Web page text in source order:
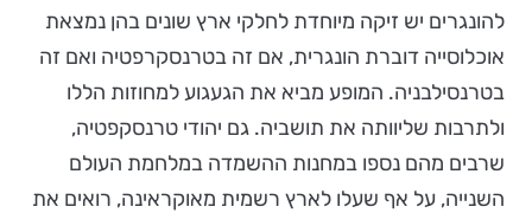
להונגרים יש זיקה מיוחדת לחלקי ארץ שונים בהן נמצאת
אוכלוסייה דוברת הונגרית, אם זה בטרנסקרפטיה ואם זה
בטרנסילבניה. המופע מביא את הגעגוע למחוזות הללו
ולתרבות שליוותה את תושביה. גם יהודי טרנסקפטיה,
שרבים מהם נספו במחנות ההשמדה במלחמת העולם
השנייה, על אף שעלו לארץ רשמית מאוקראינה, רואים את